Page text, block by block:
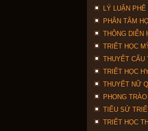
LÝ LUẬN PHÊ
PHÂN TÂM
THÔNG DIỄN
TRIẾT HỌC
THUYẾT CẤU
TRIẾT HỌC
THUYẾT NỮ
PHONG
TIỂU SỬ
TRIẾT HỌC